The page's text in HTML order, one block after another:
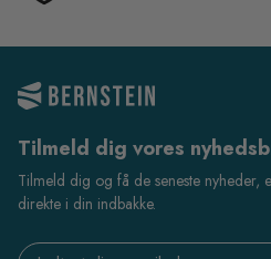
Tilmeld dig vores
Tilmeld dig og få de seneste nyheder,
direkte i din indbakke.
Email address